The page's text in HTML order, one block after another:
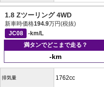
1.8 Zツーリング 4WD
新車時価格194.9万円(税抜)
JC08
-km/L
満タンでどこまで走る？
-km
排気量 1762cc